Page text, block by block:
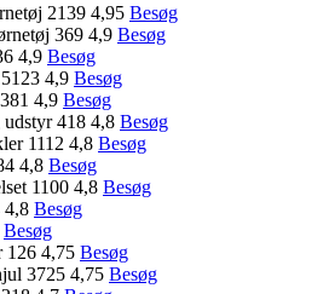
2139 4,95 Besøg
369 4,9 Besøg
4,9 Besøg
4,9 Besøg
4,9 Besøg
418 4,8 Besøg
1112 4,8 Besøg
4,8 Besøg
1100 4,8 Besøg
4,8 Besøg
Besøg
126 4,75 Besøg
3725 4,75 Besøg